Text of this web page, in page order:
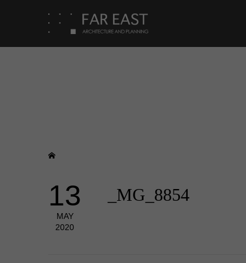
13
MAY
2020
_MG_8854